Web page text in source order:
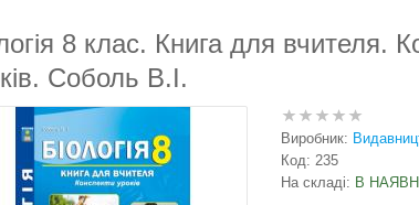
8 клас. Книга для вчителя.
Соболь В.І.
Виробник:
Код: 235
На складі: В